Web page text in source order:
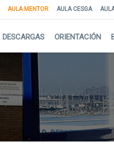
AULA CESGA
AULA MENTOR
DESCARGAS ORIENTACIÓN